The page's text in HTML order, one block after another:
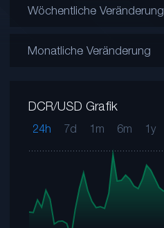
Wöchentliche Veränderung
Monatliche Veränderung
DCR/USD Grafik
24h 7d 1m 6m 1y